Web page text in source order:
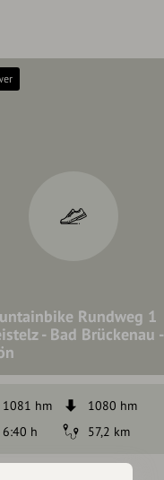
Rundweg 1
- Bad Brückenau -
1081 hm
1080 hm
6:40 h
57,2 km